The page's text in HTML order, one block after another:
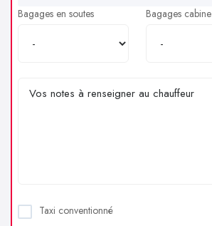
Bagages en soutes Bagages cabine
Taxi conventionné